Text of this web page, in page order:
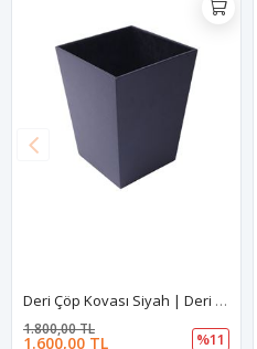
Deri Çöp Kovası Siyah | Deri Otel Çöp Kovası | Deri Ofis Çöp Kovası | Otel Oda Çöp Kovası | Home Ofis Çöp Kovası | Siyah Deri Aksesuar
1.600,00 TL
1.800,00 TL
%11